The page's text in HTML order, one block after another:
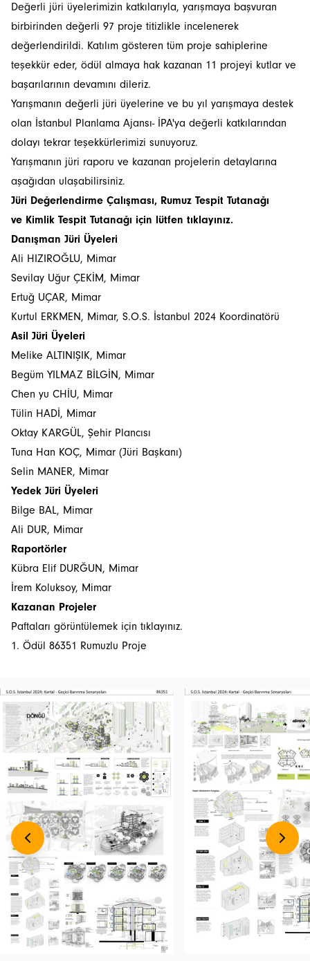
Değerli jüri üyelerimizin katkılarıyla, yarışmaya başvuran
birbirinden değerli 97 proje titizlikle incelenerek
değerlendirildi. Katılım gösteren tüm proje sahiplerine
teşekkür eder, ödül almaya hak kazanan 11 projeyi kutlar ve
başarılarının devamını dileriz.
Yarışmanın değerli jüri üyelerine ve bu yıl yarışmaya destek
olan İstanbul Planlama Ajansı- İPA'ya değerli katkılarından
dolayı tekrar teşekkürlerimizi sunuyoruz.
Yarışmanın jüri raporu ve kazanan projelerin detaylarına
aşağıdan ulaşabilirsiniz.
Jüri Değerlendirme Çalışması, Rumuz Tespit Tutanağı
ve Kimlik Tespit Tutanağı için lütfen tıklayınız.
Danışman Jüri Üyeleri
Ali HIZIROĞLU, Mimar
Sevilay Uğur ÇEKİM, Mimar
Ertuğ UÇAR, Mimar
Kurtul ERKMEN, Mimar, S.O.S. İstanbul 2024 Koordinatörü
Asil Jüri Üyeleri
Melike ALTINIŞIK, Mimar
Begüm YILMAZ BİLGİN, Mimar
Chen yu CHİU, Mimar
Tülin HADİ, Mimar
Oktay KARGÜL, Şehir Plancısı
Tuna Han KOÇ, Mimar (Jüri Başkanı)
Selin MANER, Mimar
Yedek Jüri Üyeleri
Bilge BAL, Mimar
Ali DUR, Mimar
Raportörler
Kübra Elif DURĞUN, Mimar
İrem Koluksoy, Mimar
Kazanan Projeler
Paftaları görüntülemek için tıklayınız.
1. Ödül 86351 Rumuzlu Proje